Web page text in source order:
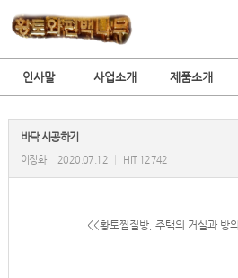
인사말 사업소개 제품소개
바닥 시공하기
이정화 2020.07.12 HIT 12742
<<황토찜질방, 주택의 거실과 방